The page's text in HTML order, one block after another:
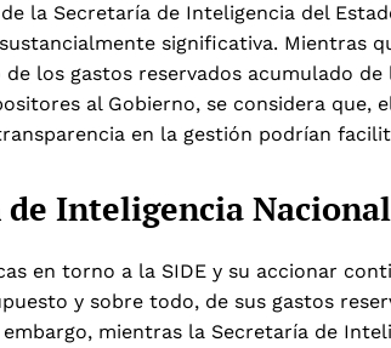
la Secretaría de Inteligencia del
significativa. Mientras
los gastos reservados acumulado de
al Gobierno, se considera que,
en la gestión podrían
de Inteligencia Nacional
en torno a la SIDE y su accionar
y sobre todo, de sus gastos
embargo, mientras la Secretaría de